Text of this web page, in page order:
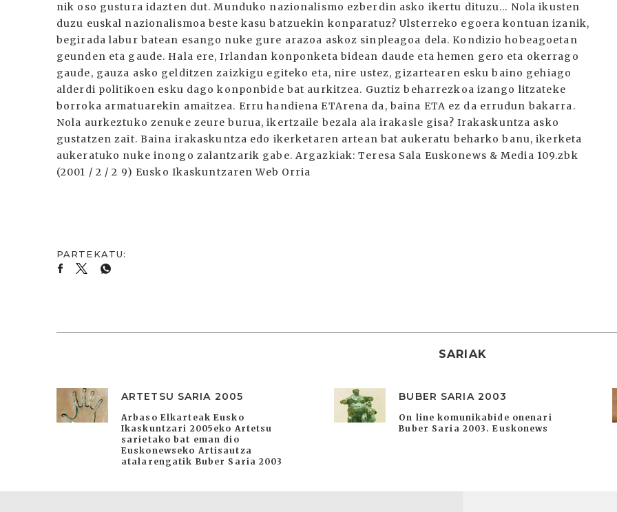
nik oso gustura idazten dut. Munduko nazionalismo ezberdin asko ikertu dituzu... Nola ikusten
duzu euskal nazionalismoa beste kasu batzuekin konparatuz? Ulsterreko egoera kontuan izanik,
begirada labur batean esango nuke gure arazoa askoz sinpleagoa dela. Kondizio hobeagoetan
geunden eta gaude. Hala ere, Irlandan konponketa bidean daude eta hemen gero eta okerrago
gaude, gauza asko gelditzen zaizkigu egiteko eta, nire ustez, gizartearen esku baino gehiago
alderdi politikoen esku dago konponbide bat aurkitzea. Guztiz beharrezkoa izango litzateke
borroka armatuarekin amaitzea. Erru handiena ETArena da, baina ETA ez da errudun bakarra.
Nola aurkeztuko zenuke zeure burua, ikertzaile bezala ala irakasle gisa? Irakaskuntza asko
gustatzen zait. Baina irakaskuntza edo ikerketaren artean bat aukeratu beharko banu, ikerketa
aukeratuko nuke inongo zalantzarik gabe. Argazkiak: Teresa Sala Euskonews & Media 109.zbk
(2001 / 2 / 2 9) Eusko Ikaskuntzaren Web Orria
SARIAK
ARTETSU SARIA 2005
Arbaso Elkarteak Eusko
Ikaskuntzari 2005eko Artetsu
sarietako bat eman dio
Euskonewseko Artisautza
atalarengatik Buber Saria 2003
BUBER SARIA 2003
On line komunikabide onenari
Buber Saria 2003. Euskonews